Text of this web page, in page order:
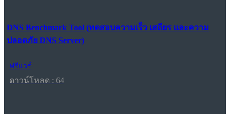
DNS Benchmark Tool (ทดสอบความเร็ว เสถียร และความ
ปลอดภัย DNS Server)
ฟรีแวร์
ดาวน์โหลด : 64